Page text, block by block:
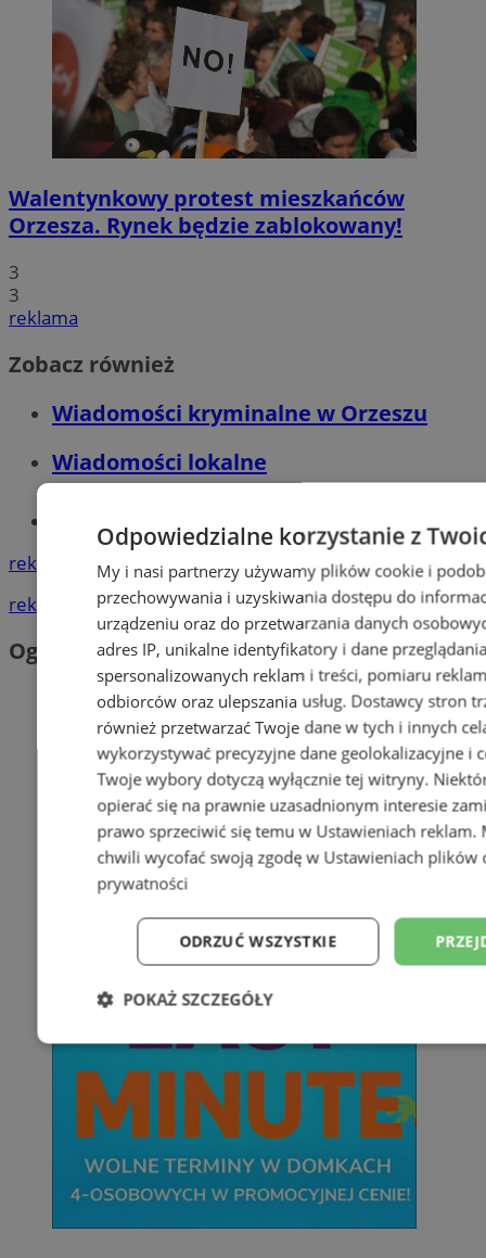
Walentynkowy protest mieszkańców
Orzesza. Rynek będzie zablokowany!
3
3
reklama
Zobacz również
Wiadomości kryminalne w Orzeszu
Wiadomości lokalne
Tworzenie stron www - Orzesze
reklama
reklama
Ogłoszenia
Odpowiedzialne korzystanie z
My i nasi partnerzy używamy plików cookie i
przechowywania i uzyskiwania dostępu do
urządzeniu oraz do przetwarzania danych
adres IP, unikalne identyfikatory i dane
spersonalizowanych reklam i treści, pomiaru
odbiorców oraz ulepszania usług. Dostawcy stron
również przetwarzać Twoje dane w tych i innych
wykorzystywać precyzyjne dane geolokalizacyjne i
Twoje wybory dotyczą wyłącznie tej witryny.
opierać się na prawnie uzasadnionym interesie
prawo sprzeciwić się temu w Ustawieniach reklam.
chwili wycofać swoją zgodę w Ustawieniach plików
prywatności
ODRZUĆ WSZYSTKIE
POKAŻ SZCZEGÓŁY
Niezbędne Wydajność
Niesklasyfikowane